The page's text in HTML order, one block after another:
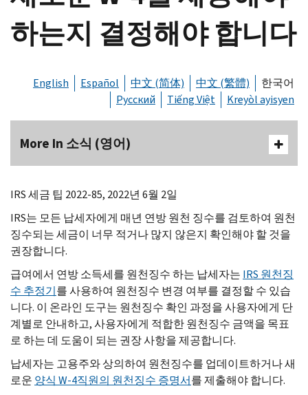
하는지 결정해야 합니다
English Español 中文 (简体) 中文 (繁體)
한국어
Русский
Tiếng Việt Kreyòl ayisyen
More In 소식 (영어)
IRS세금 팁 2022-85, 2022년 6월 2일
IRS는 모든 납세자에게 매년 연방 원천 징수를 검토하여 원천
징수되는 세금이 너무 적거나 많지 않은지 확인해야 할 것을
권장합니다.
급여에서 연방 소득세를 원천징수 하는 납세자는 IRS 원천징
수 추정기를 사용하여 원천징수 변경 여부를 결정할 수 있습
니다. 이 온라인 도구는 원천징수 확인 과정을 사용자에게 단
계별로 안내하고, 사용자에게 적합한 원천징수 금액을 목표
로 하는 데 도움이 되는 권장 사항을 제공합니다.
납세자는 고용주와 상의하여 원천징수를 업데이트하거나 새
로운 양식 W-4직원의 원천징수 증명서를 제출해야 합니다.